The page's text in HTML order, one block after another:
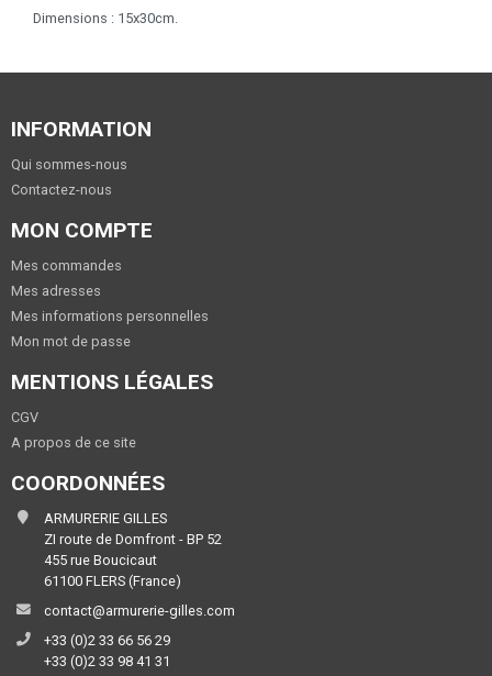
Dimensions : 15x30cm.
INFORMATION
Qui sommes-nous
Contactez-nous
MON COMPTE
Mes commandes
Mes adresses
Mes informations personnelles
Mon mot de passe
MENTIONS LÉGALES
CGV
A propos de ce site
COORDONNÉES
ARMURERIE GILLES
ZI route de Domfront - BP 52
455 rue Boucicaut
61100 FLERS (France)
contact@armurerie-gilles.com
+33 (0)2 33 66 56 29
+33 (0)2 33 98 41 31